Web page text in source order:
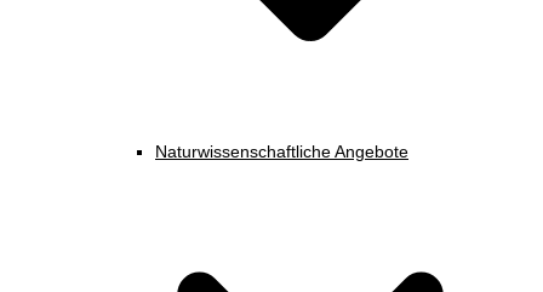
Naturwissenschaftliche Angebote